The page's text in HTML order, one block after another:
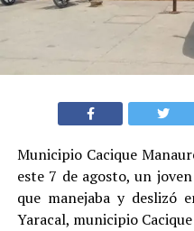
Municipio Cacique
este 7 de agosto, un
que manejaba y deslizó
Yaracal, municipio